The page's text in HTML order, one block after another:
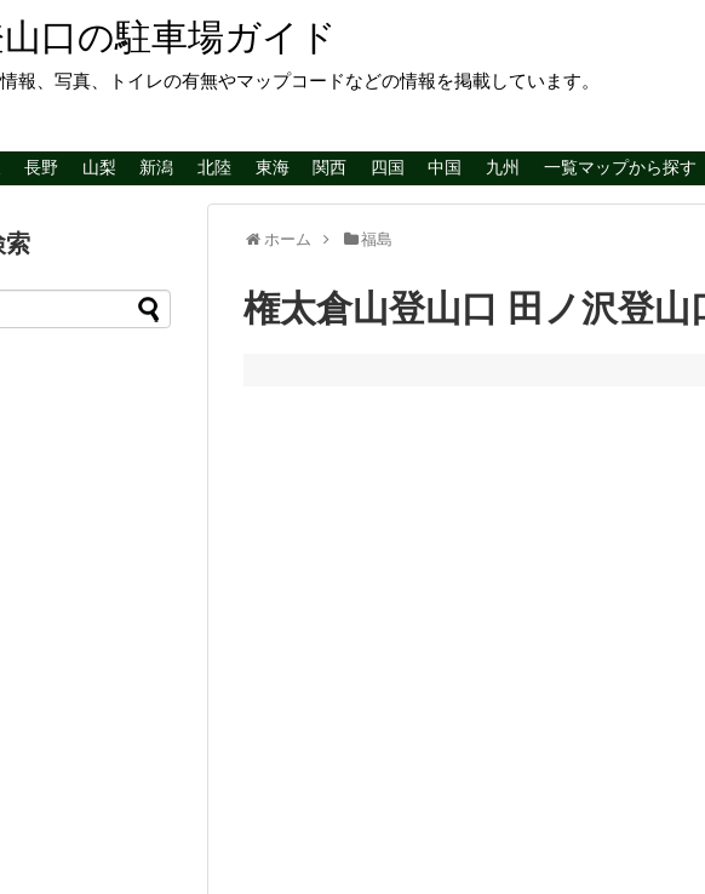
口の駐車場ガイド
報、写真、トイレの有無やマップコードなどの情報を掲載しています。
長野 山梨 新潟 北陸 東海 関西 四国 中国 九州 一覧マップから探す
ホーム 福島
権太倉山登山口 田ノ沢登山
索